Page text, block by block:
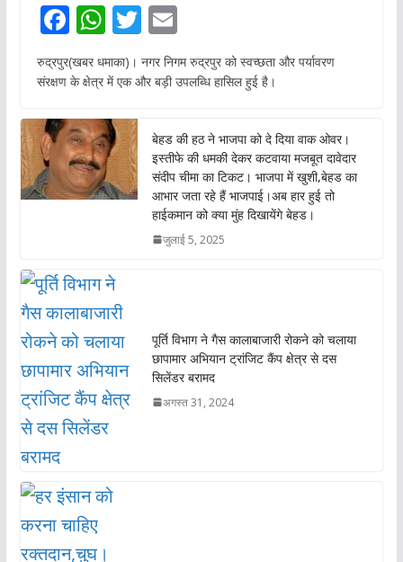
F
ac
e
o
o
k
W
h
at
A
p
p
T
w
itt
E
m
ai
रुद्रपुर(खबर धमाका)। नगर निगम रुद्रपुर को स्वच्छता और पर्यावरण
संरक्षण के क्षेत्र में एक और बड़ी उपलब्धि हासिल हुई है।
बेहड की हठ ने भाजपा को दे दिया वाक ओवर।
इस्तीफे की धमकी देकर कटवाया मजबूत दावेदार
संदीप चीमा का टिकट। भाजपा में खुशी,बेहड का
आभार जता रहे हैं भाजपाई।अब हार हुई तो
हाईकमान को क्या मुंह दिखायेंगे बेहड।
जुलाई 5, 2025
पूर्ति विभाग ने गैस कालाबाजारी रोकने को चलाया
छापामार अभियान ट्रांजिट कैंप क्षेत्र से दस
सिलेंडर बरामद
अगस्त 31, 2024